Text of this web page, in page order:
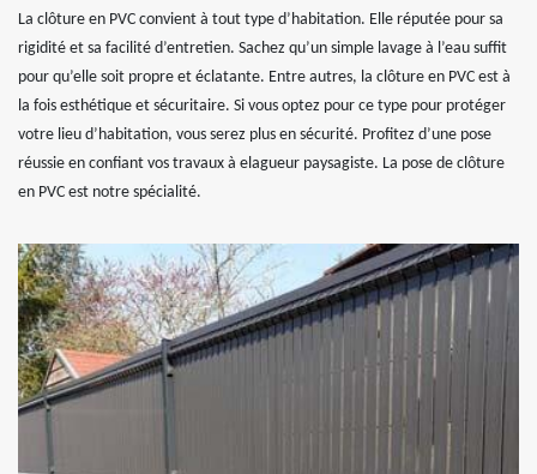
La clôture en PVC convient à tout type d’habitation. Elle réputée pour sa
rigidité et sa facilité d’entretien. Sachez qu’un simple lavage à l’eau suffit
pour qu’elle soit propre et éclatante. Entre autres, la clôture en PVC est à
la fois esthétique et sécuritaire. Si vous optez pour ce type pour protéger
votre lieu d’habitation, vous serez plus en sécurité. Profitez d’une pose
réussie en confiant vos travaux à elagueur paysagiste. La pose de clôture
en PVC est notre spécialité.